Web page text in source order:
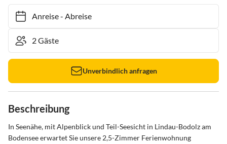
Anreise- Abreise
Unverbindlich anfragen
Beschreibung
In Seenähe, mit Alpenblick und Teil-Seesicht in Lindau-Bodolz am
Bodensee erwartet Sie unsere 2,5-Zimmer Ferienwohnung